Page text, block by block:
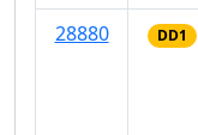
28880
DD1